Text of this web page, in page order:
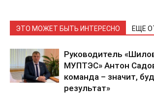
ЭТО МОЖЕТ БЫТЬ ИНТЕРЕСНО ЕЩЕ
Руководитель
МУПТЭС» Антон
команда – значит,
результат»